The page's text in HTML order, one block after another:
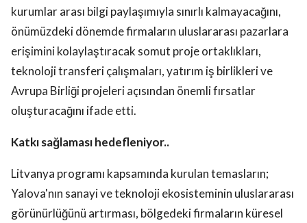
kurumlar arası bilgi paylaşımıyla sınırlı kalmayacağını,
önümüzdeki dönemde firmaların uluslararası pazarlara
erişimini kolaylaştıracak somut proje ortaklıkları,
teknoloji transferi çalışmaları, yatırım iş birlikleri ve
Avrupa Birliği projeleri açısından önemli fırsatlar
oluşturacağını ifade etti.
Katkı sağlaması hedefleniyor..
Litvanya programı kapsamında kurulan temasların;
Yalova'nın sanayi ve teknoloji ekosisteminin uluslararası
görünürlüğünü artırması, bölgedeki firmaların küresel